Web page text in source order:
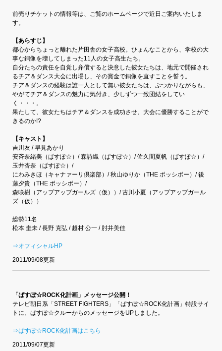
前売りチケットの情報等は、ご覧のホームページで近日ご案内いたしま
す。
【あらすじ】
都心からちょっと離れた片田舎の女子高校。ひょんなことから、学校の大
事な銅像を壊してしまった11人の女子高生たち。
自分たちの責任を自覚し弁償すると決意した彼女たちは、地元で開催され
るチア＆ダンス大会に出場し、その賞金で銅像を直すことを誓う。
チア＆ダンスの経験は誰一人として無い彼女たちは、ぶつかりながらも、
やがてチア＆ダンスの魅力に気付き、少しずつ一致団結をしてい
く・・・。
果たして、彼女たちはチア＆ダンスを成功させ、大会に優勝することがで
きるのか!?
【キャスト】
吉川友 / 早見あかり
安斉奈緒美（ぱすぽ☆）/ 森詩織（ぱすぽ☆）/ 佐久間夏帆（ぱすぽ☆）/
玉井杏奈（ぱすぽ☆）/
にわみきほ（キャナァーリ倶楽部）/ 秋山ゆりか（THE ポッシボー）/ 後
藤夕貴（THE ポッシボー）/
森咲樹（アップアップガールズ（仮））/ 古川小夏（アップアップガール
ズ（仮））
総勢11名
松本 圭未 / 長野 克弘 / 越村 公一 / 肘井美佳
⇒オフィシャルHP
2011/09/08更新
「ぱすぽ☆ROCK化計画」メッセージ公開！
テレビ朝日系「STREET FIGHTERS」「ぱすぽ☆ROCK化計画」特設サイ
トに、ぱすぽ☆クルーからのメッセージをUPしました。
⇒ぱすぽ☆ROCK化計画はこちら
2011/09/07更新